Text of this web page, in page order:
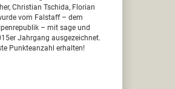
Christian Tschida, Florian
vom Falstaff – dem
– mit sage und
Jahrgang ausgezeichnet.
Punkteanzahl erhalten!